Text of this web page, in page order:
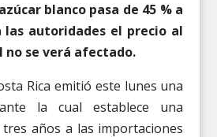
blanco pasa de 45 % a
las autoridades el precio al
no se verá afectado.
Rica emitió este lunes una
la cual establece una
años a las importaciones